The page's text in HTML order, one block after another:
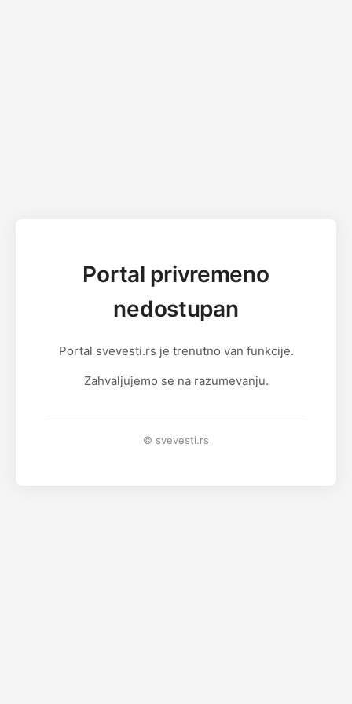
Portal privremeno
nedostupan
Portal svevesti.rs je trenutno van funkcije.
Zahvaljujemo se na razumevanju.
© svevesti.rs